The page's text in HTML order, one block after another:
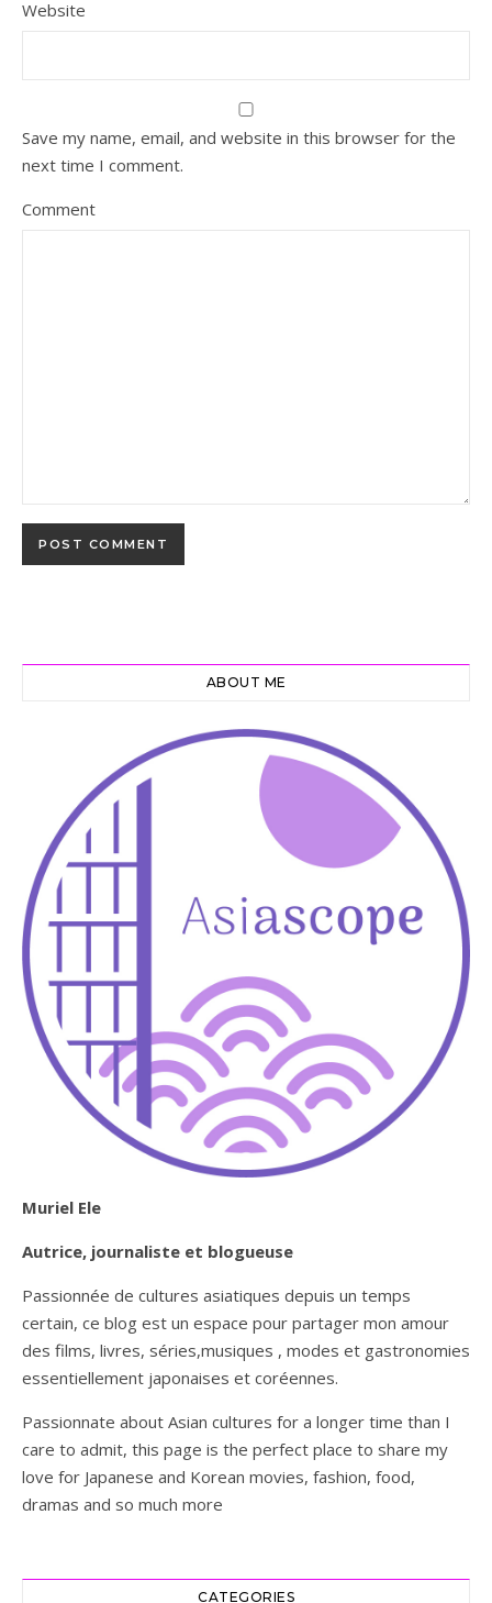
Website
Save my name, email, and website in this browser for the
next time I comment.
Comment
ABOUT ME
Muriel Ele
Autrice, journaliste et blogueuse
Passionnée de cultures asiatiques depuis un temps
certain, ce blog est un espace pour partager mon amour
des films, livres, séries,musiques , modes et gastronomies
essentiellement japonaises et coréennes.
Passionnate about Asian cultures for a longer time than I
care to admit, this page is the perfect place to share my
love for Japanese and Korean movies, fashion, food,
dramas and so much more
CATEGORIES